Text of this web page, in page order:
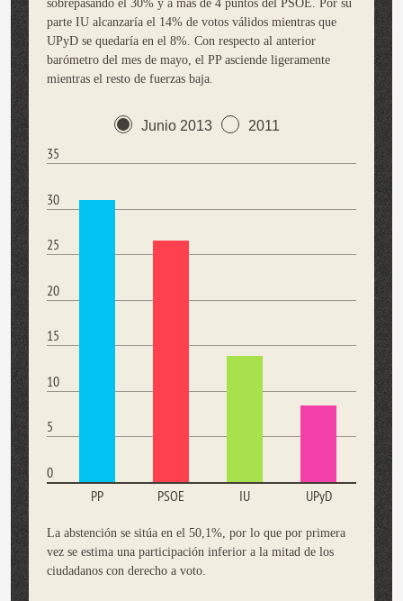
sobrepasando el 30% y a más de 4 puntos del PSOE. Por su
parte IU alcanzaría el 14% de votos válidos mientras que
UPyD se quedaría en el 8%. Con respecto al anterior
barómetro del mes de mayo, el PP asciende ligeramente
mientras el resto de fuerzas baja.
Junio 2013 2011
35
30
25
20
15
10
5
0
PP
PSOE IU UPyD
La abstención se sitúa en el 50,1%, por lo que por primera
vez se estima una participación inferior a la mitad de los
ciudadanos con derecho a voto.